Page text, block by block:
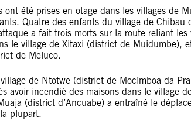
été prises en otage dans les villages de
Quatre des enfants du village de Chibau
a fait trois morts sur la route reliant
le village de Xitaxi (district de Muidumbe),
de Meluco.
de Ntotwe (district de Mocímboa da
avoir incendié des maisons dans le village
(district d’Ancuabe) a entraîné le
plupart.